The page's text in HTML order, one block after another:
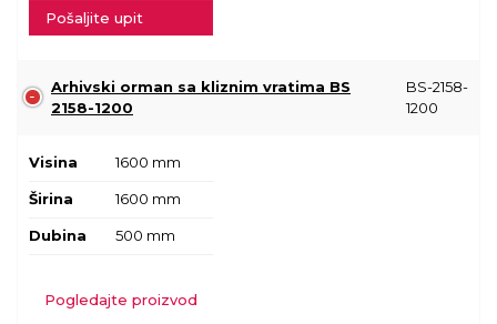
Pošaljite upit
Arhivski orman sa kliznim vratima BS
2158-1200
BS-2158-
1200
Visina 1600 mm
Širina 1600 mm
Dubina 500 mm
Pogledajte proizvod